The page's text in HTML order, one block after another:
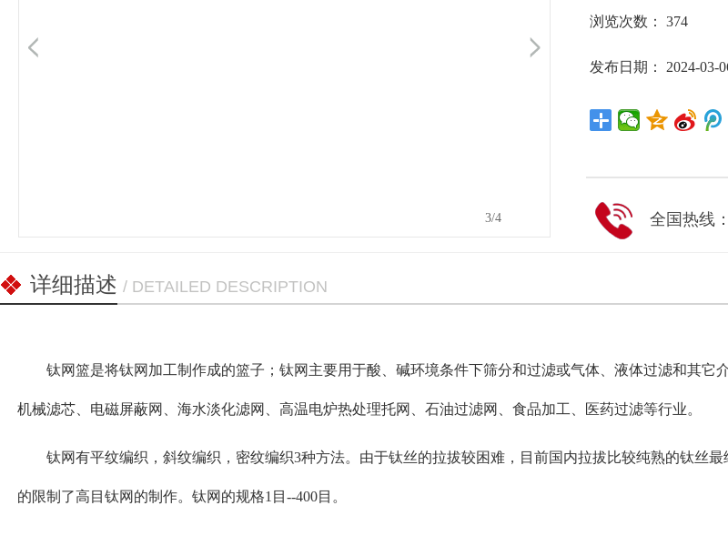
4/4
浏览次数： 374
发布日期： 2024-03-
全国热线
详细描述 / DETAILED DESCRIPTION
钛网篮是将钛网加工制作成的篮子；钛网主要用于酸、碱环境条件下筛分和过滤或气体、液体过滤和其它
机械滤芯、电磁屏蔽网、海水淡化滤网、高温电炉热处理托网、石油过滤网、食品加工、医药过滤等行业。
钛网有平纹编织，斜纹编织，密纹编织3种方法。由于钛丝的拉拔较困难，目前国内拉拔比较纯熟的钛丝
的限制了高目钛网的制作。钛网的规格1目--400目。